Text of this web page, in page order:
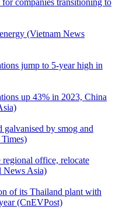
(Vietnam News
jump to 5-year high in
up 43% in 2023, China
by smog and
office, relocate
News Asia)
of its Thailand plant with
(CnEVPost)